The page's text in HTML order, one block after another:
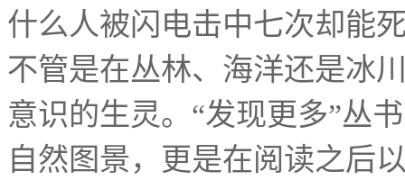
什么人被闪电击中七次却能
不管是在丛林、海洋还是冰
意识的生灵。
“发现更多”丛
自然图景，更是在阅读之后